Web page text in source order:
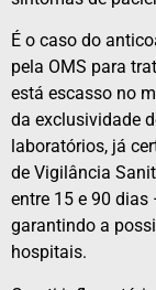
É o caso do
pela OMS para
está escasso no
da exclusividade
laboratórios, já
de Vigilância
entre 15 e 90
garantindo a
hospitais.